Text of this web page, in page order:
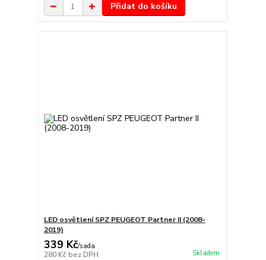
Přidat do košíku
LED osvětlení SPZ PEUGEOT Partner II (2008-
2019)
339 Kč/sada
280 Kč bez DPH Skladem